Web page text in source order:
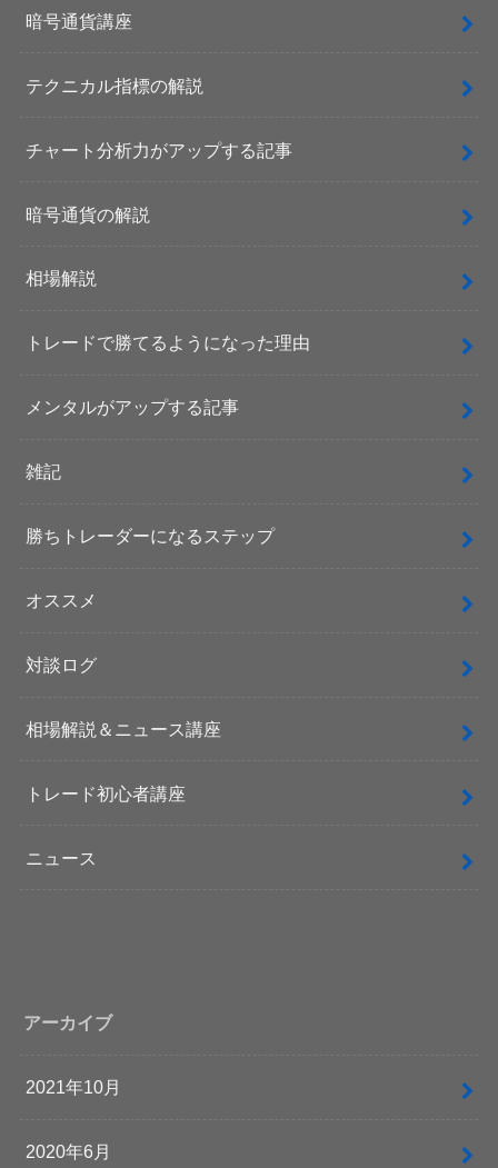
暗号通貨講座
テクニカル指標の解説
チャート分析力がアップする記事
暗号通貨の解説
相場解説
トレードで勝てるようになった理由
メンタルがアップする記事
雑記
勝ちトレーダーになるステップ
オススメ
対談ログ
相場解説＆ニュース講座
トレード初心者講座
ニュース
アーカイブ
2021年10月
2020年6月